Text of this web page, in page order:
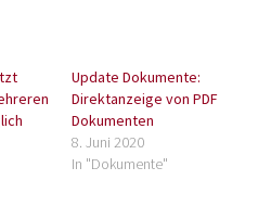
Update Dokumente:
Direktanzeige von PDF
Dokumenten
8. Juni 2020
In "Dokumente"